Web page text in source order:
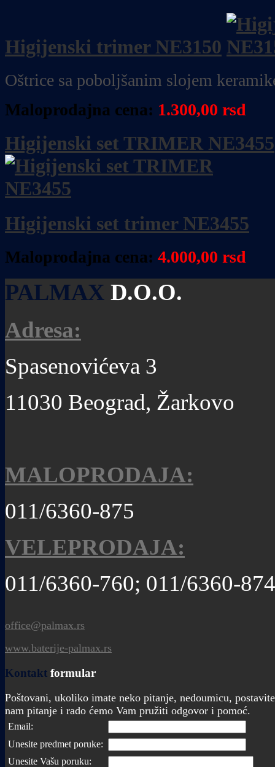
Higijenski trimer NE3150
Oštrice sa poboljšanim slojem
Maloprodajna cena: 1.300,00 rsd
Higijenski set TRIMER NE3455
Higijenski set trimer NE3455
Maloprodajna cena: 4.000,00 rsd
PALMAX D.O.O.
Adresa:
Spasenovićeva 3
11030 Beograd, Žarkovo
MALOPRODAJA:
011/6360-875
VELEPRODAJA:
011/6360-760; 011/6360-874
office@palmax.rs
www.baterije-palmax.rs
Kontakt formular
Poštovani, ukoliko imate neko pitanje, nedoumicu, postavite
nam pitanje i rado ćemo Vam pružiti odgovor i pomoć.
Email:
Unesite predmet poruke:
Unesite Vašu poruku: